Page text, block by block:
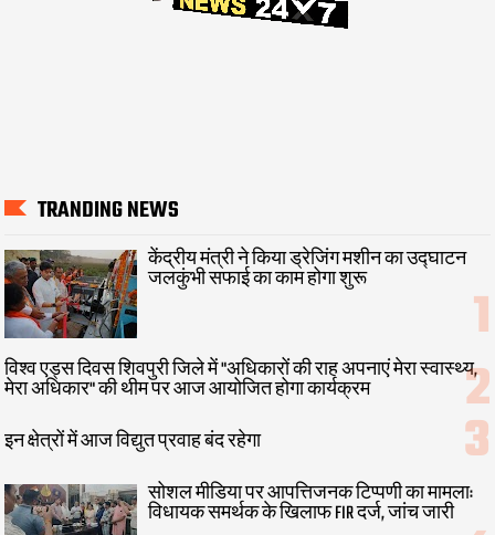
TRANDING NEWS
केंद्रीय मंत्री ने किया ड्रेजिंग मशीन का उद्घाटन
जलकुंभी सफाई का काम होगा शुरू
विश्व एड्स दिवस शिवपुरी जिले में "अधिकारों की राह अपनाएं मेरा स्वास्थ्य,
मेरा अधिकार" की थीम पर आज आयोजित होगा कार्यक्रम
इन क्षेत्रों में आज विद्युत प्रवाह बंद रहेगा
सोशल मीडिया पर आपत्तिजनक टिप्पणी का मामला:
विधायक समर्थक के खिलाफ FIR दर्ज, जांच जारी